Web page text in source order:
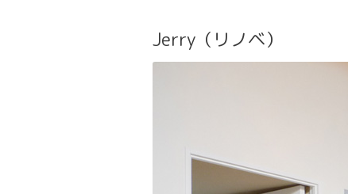
Jerry（リノベ）